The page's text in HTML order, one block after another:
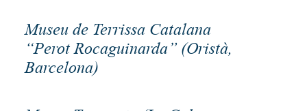
Museu de Terrissa Catalana
“Perot Rocaguinarda” (Oristà,
Barcelona)